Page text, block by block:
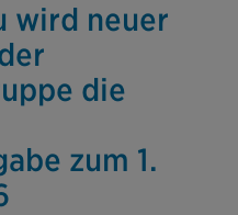
wird neuer
die
zum 1.